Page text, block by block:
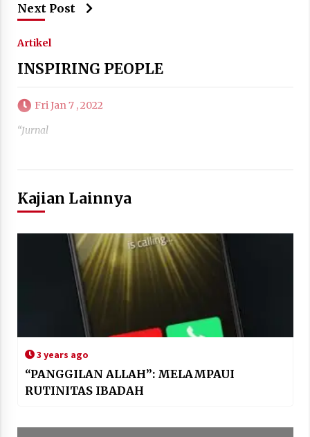
Next Post
Artikel
INSPIRING PEOPLE
Fri Jan 7 , 2022
“Jurnal
Kajian Lainnya
3 years ago
“PANGGILAN ALLAH”: MELAMPAUI
RUTINITAS IBADAH